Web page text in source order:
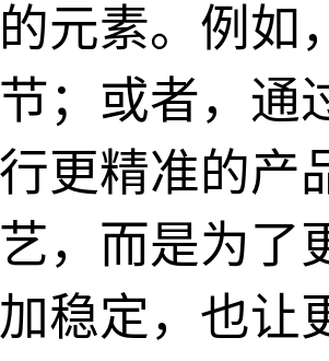
元素。例如
；或者，通
更精准的产
，而是为了
稳定，也让